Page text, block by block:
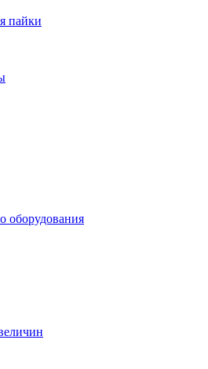
пайки
оборудования